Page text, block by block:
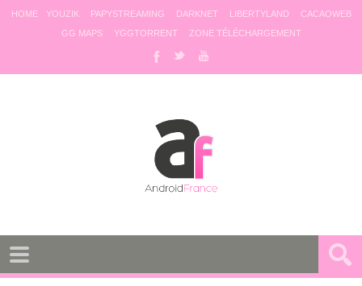
HOME YOUZIK PAPYSTREAMING DARKNET LIBERTYLAND
CACAOWEB
GG MAPS
YGGTORRENT ZONE TÉLÉCHARGEMENT